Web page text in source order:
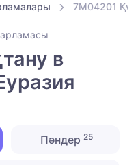
7M04201
в
Пәндер 25